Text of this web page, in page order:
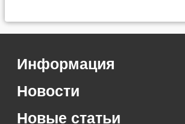
Информация
Новости
Новые статьи